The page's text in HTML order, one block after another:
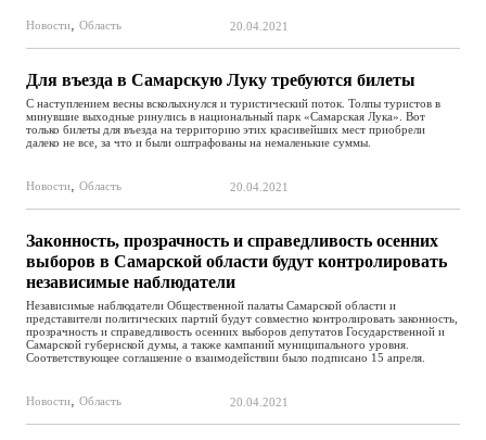
Новости,Область 20.04.2021
Для въезда в Самарскую Луку требуются билеты
С наступлением весны всколыхнулся и туристический поток. Толпы туристов в
минувшие выходные ринулись в национальный парк «Самарская Лука». Вот
только билеты для въезда на территорию этих красивейших мест приобрели
далеко не все, за что и были оштрафованы на немаленькие суммы.
Новости,Область 20.04.2021
Законность, прозрачность и справедливость осенних
выборов в Самарской области будут контролировать
независимые наблюдатели
Независимые наблюдатели Общественной палаты Самарской области и
представители политических партий будут совместно контролировать законность,
прозрачность и справедливость осенних выборов депутатов Государственной и
Самарской губернской думы, а также кампаний муниципального уровня.
Соответствующее соглашение о взаимодействии было подписано 15 апреля.
Новости,Область 20.04.2021